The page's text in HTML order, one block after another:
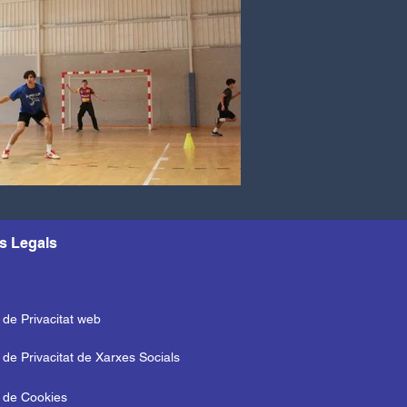
Legals
de Privacitat web
de Privacitat de Xarxes Socials
de Cookies